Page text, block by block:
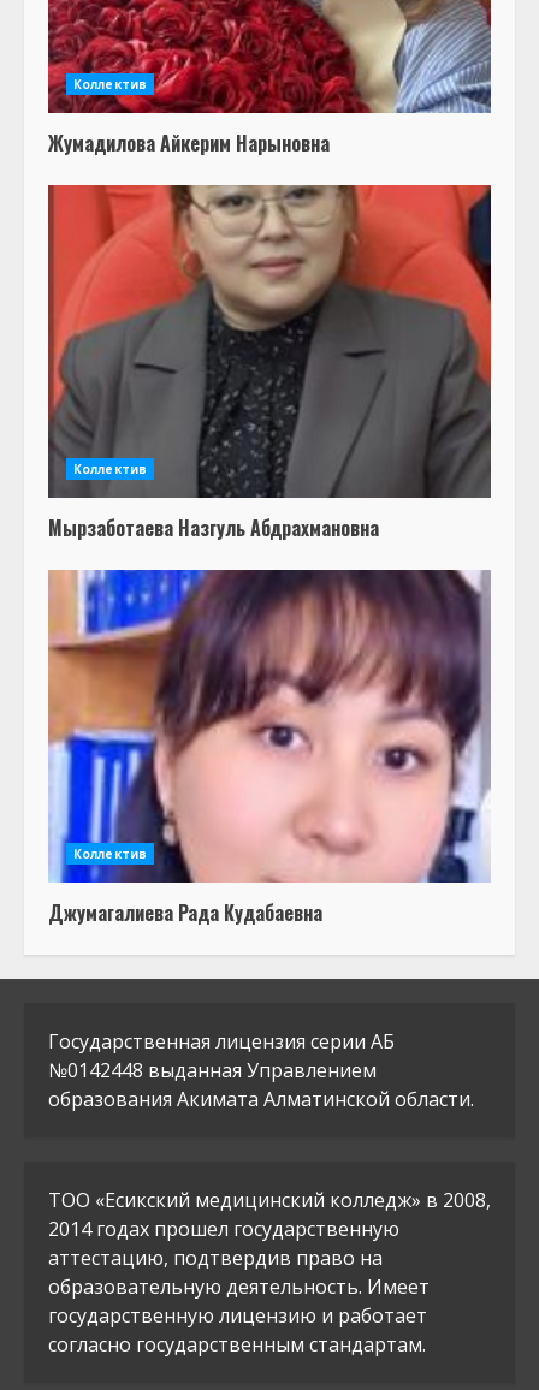
Коллектив
Жумадилова Айкерим Нарыновна
Коллектив
Мырзаботаева Назгуль Абдрахмановна
Коллектив
Джумагалиева Рада Кудабаевна
Государственная лицензия серии АБ
№0142448 выданная Управлением
образования Акимата Алматинской области.
ТОО «Есикский медицинский колледж» в 2008,
2014 годах прошел государственную
аттестацию, подтвердив право на
образовательную деятельность. Имеет
государственную лицензию и работает
согласно государственным стандартам.